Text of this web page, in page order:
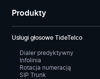
Produkty
Usługi głosowe TideTelco
Dialer predyktywny
Infolinia
Rotacja numeracją
SIP Trunk